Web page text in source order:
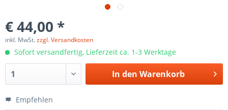
€ 44,00 *
inkl. MwSt.zzgl. Versandkosten
Sofort versandfertig, Lieferzeit ca. 1-3 Werktage
In den Warenkorb
Empfehlen